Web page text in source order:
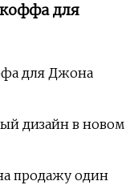
для
для Джона
дизайн в новом
продажу один